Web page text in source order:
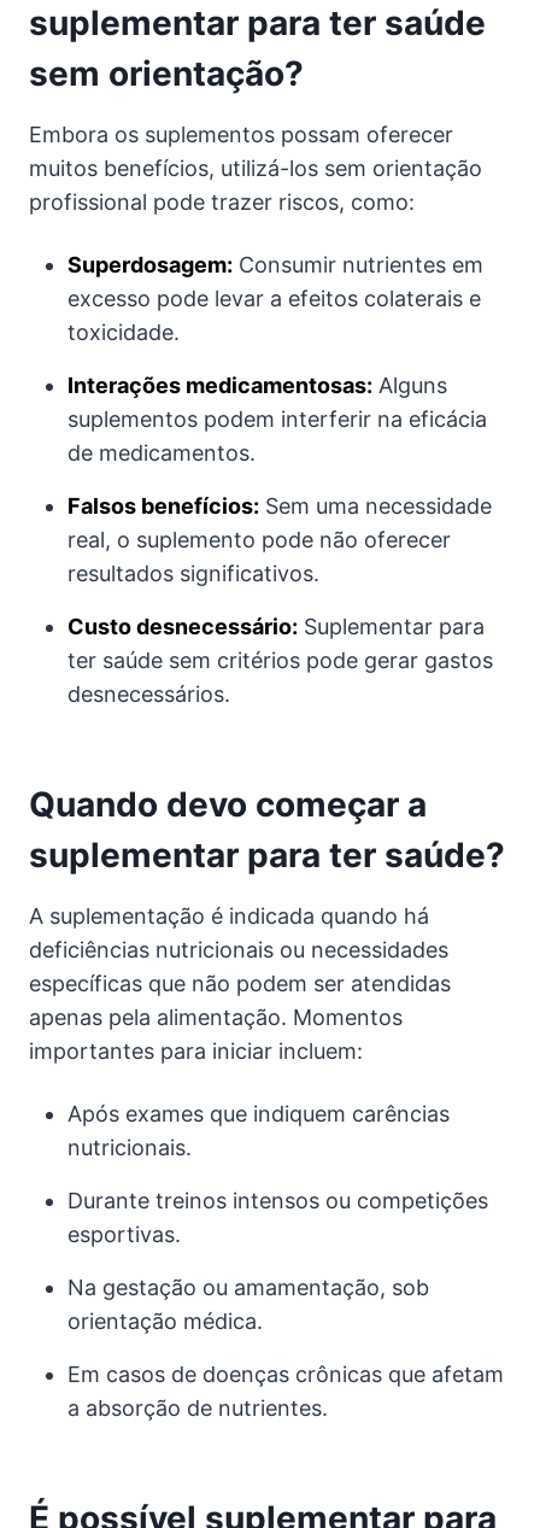
suplementar para ter saúde
sem orientação?
Embora os suplementos possam oferecer
muitos benefícios, utilizá-los sem orientação
profissional pode trazer riscos, como:
Superdosagem: Consumir nutrientes em
excesso pode levar a efeitos colaterais e
toxicidade.
Interações medicamentosas: Alguns
suplementos podem interferir na eficácia
de medicamentos.
Falsos benefícios: Sem uma necessidade
real, o suplemento pode não oferecer
resultados significativos.
Custo desnecessário: Suplementar para
ter saúde sem critérios pode gerar gastos
desnecessários.
Quando devo começar a
suplementar para ter saúde?
A suplementação é indicada quando há
deficiências nutricionais ou necessidades
específicas que não podem ser atendidas
apenas pela alimentação. Momentos
importantes para iniciar incluem:
Após exames que indiquem carências
nutricionais.
Durante treinos intensos ou competições
esportivas.
Na gestação ou amamentação, sob
orientação médica.
Em casos de doenças crônicas que afetam
a absorção de nutrientes.
É possível suplementar para